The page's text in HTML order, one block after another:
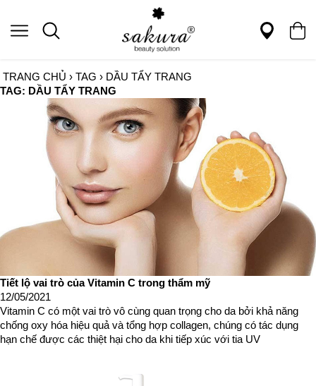
TRANG CHỦ › TAG › DẦU TẨY TRANG
TAG: DẦU TẨY TRANG
Tiết lộ vai trò của Vitamin C trong thẩm mỹ
12/05/2021
Vitamin C có một vai trò vô cùng quan trọng cho da bởi khả năng
chống oxy hóa hiệu quả và tổng hợp collagen, chúng có tác dụng
hạn chế được các thiệt hại cho da khi tiếp xúc với tia UV